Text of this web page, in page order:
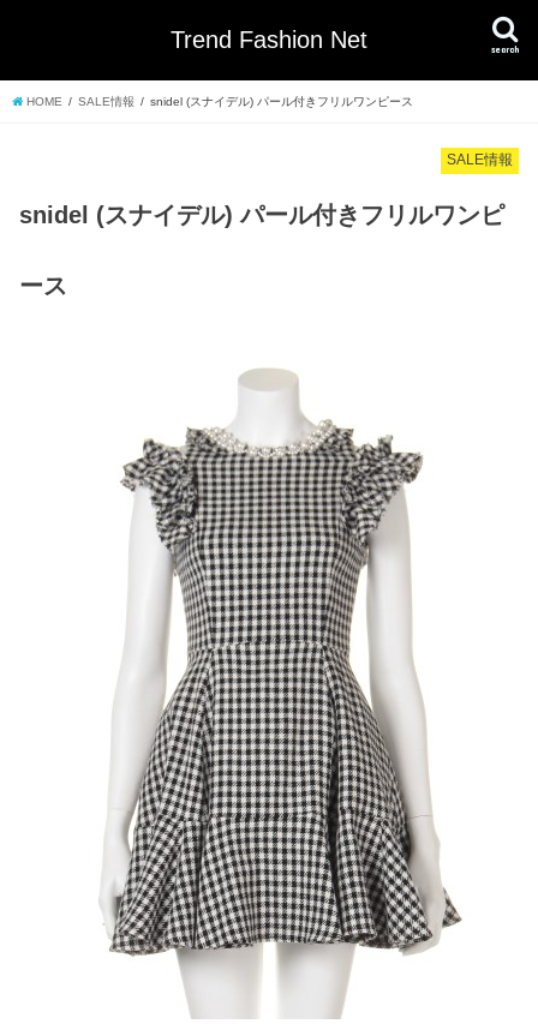
Trend Fashion Net search
HOME SALE情報 snidel (スナイデル) パール付きフリルワンピース
SALE情報
snidel (スナイデル) パール付きフリルワンピ
ース